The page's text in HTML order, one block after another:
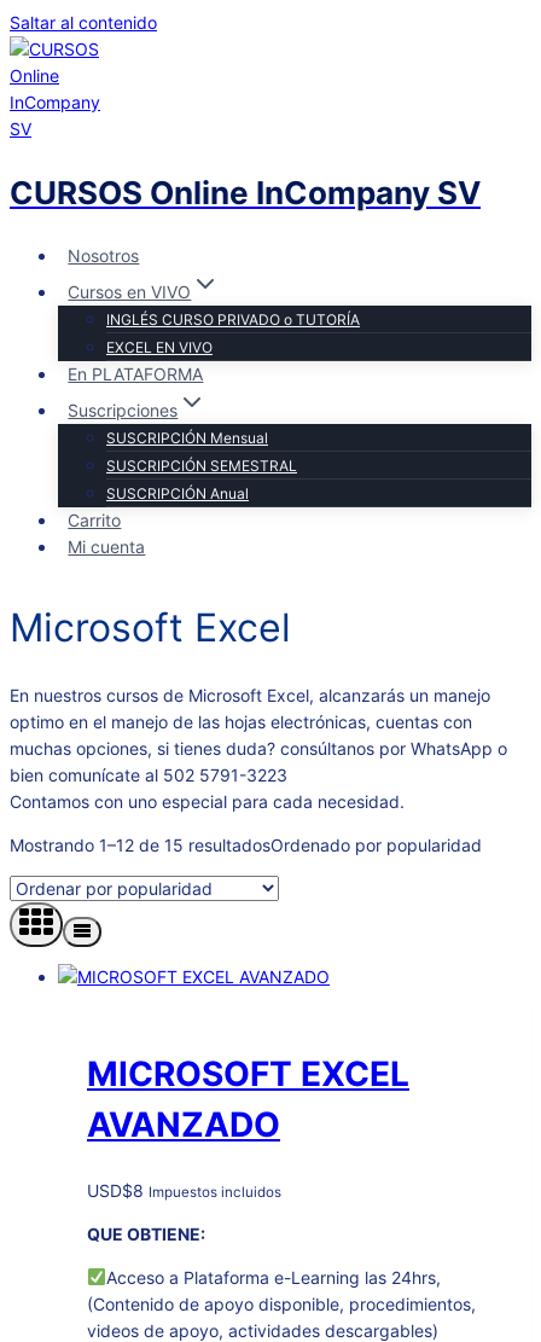
Saltar al contenido
CURSOS Online InCompany SV
Nosotros
Cursos en VIVO
INGLÉS CURSO PRIVADO o TUTORÍA
EXCEL EN VIVO
En PLATAFORMA
Suscripciones
SUSCRIPCIÓN Mensual
SUSCRIPCIÓN SEMESTRAL
SUSCRIPCIÓN Anual
Carrito
Mi cuenta
Microsoft Excel
En nuestros cursos de Microsoft Excel, alcanzarás un manejo
optimo en el manejo de las hojas electrónicas, cuentas con
muchas opciones, si tienes duda? consúltanos por WhatsApp o
bien comunícate al 502 5791-3223
Contamos con uno especial para cada necesidad.
Mostrando 1–12 de 15 resultadosOrdenado por popularidad
MICROSOFT EXCEL
AVANZADO
USD$8 Impuestos incluidos
QUE OBTIENE:
Acceso a Plataforma e-Learning las 24hrs,
(Contenido de apoyo disponible, procedimientos,
videos de apoyo, actividades descargables)